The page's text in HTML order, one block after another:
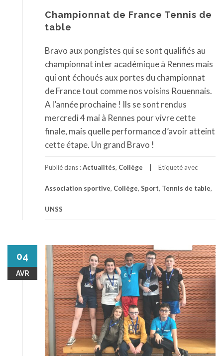
Championnat de France Tennis de
table
Bravo aux pongistes qui se sont qualifiés au
championnat inter académique à Rennes mais
qui ont échoués aux portes du championnat
de France tout comme nos voisins Rouennais.
A l’année prochaine ! Ils se sont rendus
mercredi 4 mai à Rennes pour vivre cette
finale, mais quelle performance d’avoir atteint
cette étape. Un grand Bravo !
Publié dans :Actualités, Collège Étiqueté avec
Association sportive, Collège, Sport, Tennis de table,
UNSS
04
AVR